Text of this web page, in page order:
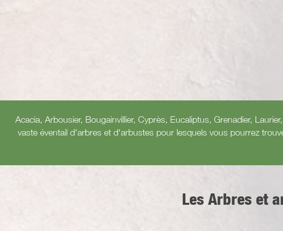
Acacia, Arbousier, Bougainvillier, Cyprès, Eucaliptus, Grenadier,
vaste éventail d'arbres et d'arbustes pour lesquels vous pourrez
Les Arbres et